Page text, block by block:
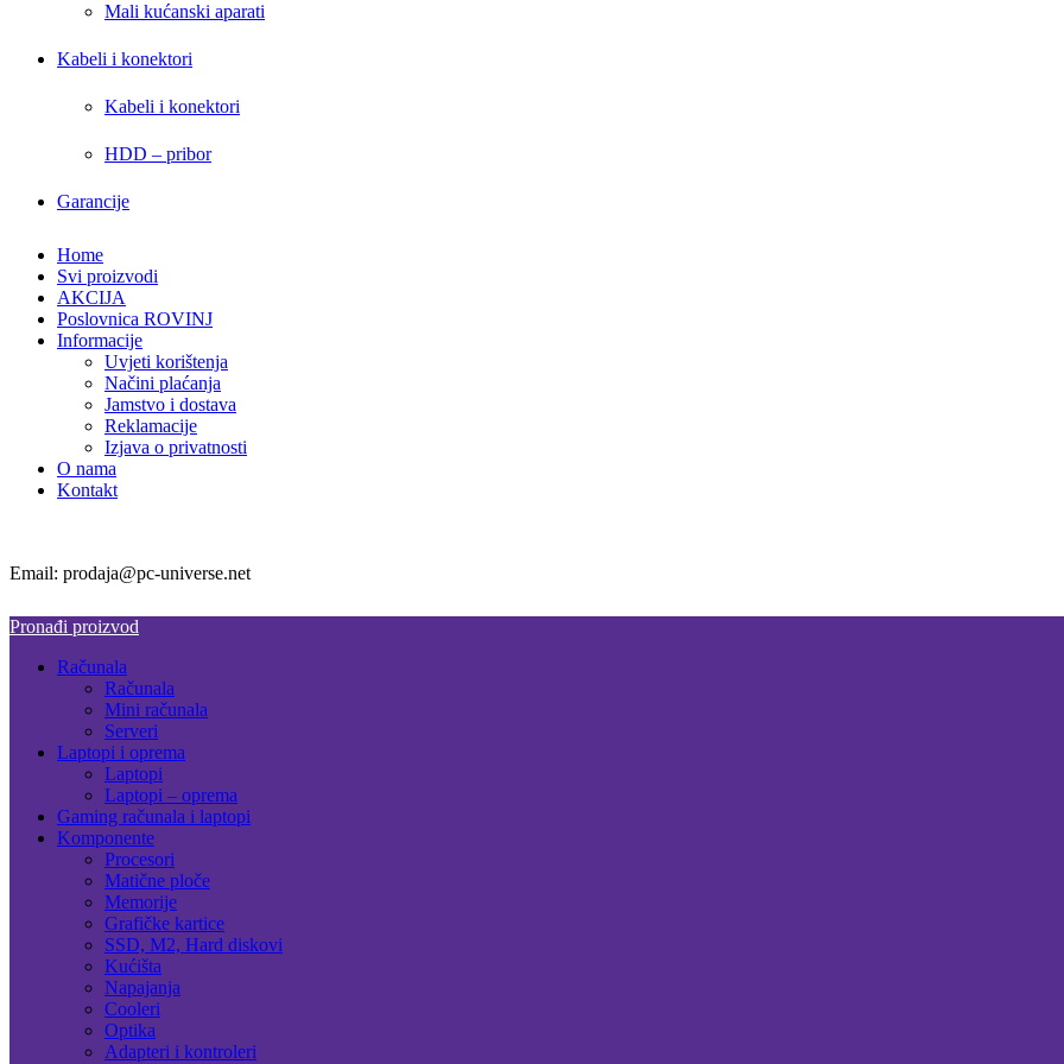
Mali kućanski aparati
Kabeli i konektori
Kabeli i konektori
HDD – pribor
Garancije
Home
Svi proizvodi
AKCIJA
Poslovnica ROVINJ
Informacije
Uvjeti korištenja
Načini plaćanja
Jamstvo i dostava
Reklamacije
Izjava o privatnosti
O nama
Kontakt
Email: prodaja@pc-universe.net
Pronađi proizvod
Računala
Računala
Mini računala
Serveri
Laptopi i oprema
Laptopi
Laptopi – oprema
Gaming računala i laptopi
Komponente
Procesori
Matične ploče
Memorije
Grafičke kartice
SSD, M2, Hard diskovi
Kućišta
Napajanja
Cooleri
Optika
Adapteri i kontroleri